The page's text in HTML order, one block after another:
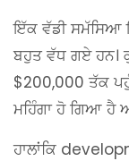
ਇੱਕ ਵੱਡੀ ਸਮੱਸਿਆ
ਬਹੁਤ ਵੱਧ ਗਏ ਹਨ।
$200,000 ਤੱਕ
ਮਹਿੰਗਾ ਹੋ ਗਿਆ ਹੈ
ਹਾਲਾਂਕਿ